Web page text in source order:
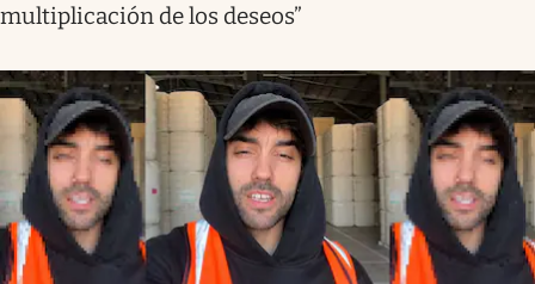
multiplicación de los deseos”